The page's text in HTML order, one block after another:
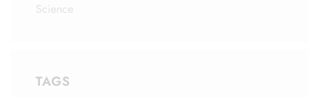
Science
TAGS